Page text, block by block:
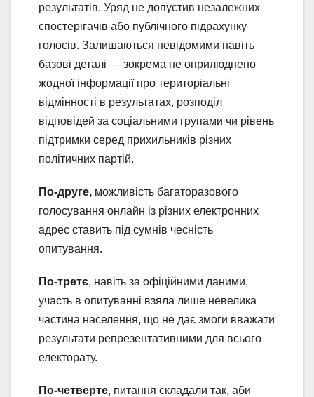
результатів. Уряд не допустив незалежних
спостерігачів або публічного підрахунку
голосів. Залишаються невідомими навіть
базові деталі — зокрема не оприлюднено
жодної інформації про територіальні
відмінності в результатах, розподіл
відповідей за соціальними групами чи рівень
підтримки серед прихильників різних
політичних партій.
По-друге, можливість багаторазового
голосування онлайн із різних електронних
адрес ставить під сумнів чесність
опитування.
По-третє, навіть за офіційними даними,
участь в опитуванні взяла лише невелика
частина населення, що не дає змоги вважати
результати репрезентативними для всього
електорату.
По-четверте, питання складали так, аби